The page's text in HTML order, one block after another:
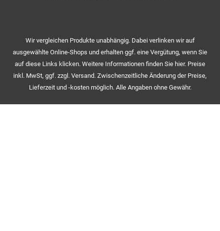
Wir vergleichen Produkte unabhängig. Dabei verlinken wir auf
ausgewählte Online-Shops und erhalten ggf. eine Vergütung, wenn Sie
auf diese Links klicken. Weitere Informationen finden Sie hier. Preise
inkl. MwSt, ggf. zzgl. Versand. Zwischenzeitliche Änderung der Preise,
Lieferzeit und -kosten möglich. Alle Angaben ohne Gewähr.